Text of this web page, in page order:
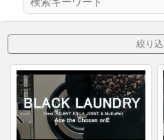
絞り